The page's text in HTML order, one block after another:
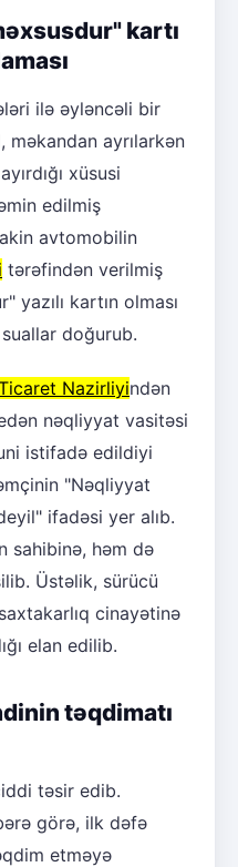
kartı
ilə əyləncəli bir
ayrılarkən
xüsusi
edilmiş
avtomobilin
tərəfindən verilmiş
yazılı kartın olması
doğurub.
Nazirliyindən
nəqliyyat vasitəsi
istifadə edildiyi
"Nəqliyyat
ifadəsi yer alıb.
sahibinə, həm də
Üstəlik, sürücü
cinayətinə
elan edilib.
təqdimatı
təsir edib.
görə, ilk dəfə
etməyə